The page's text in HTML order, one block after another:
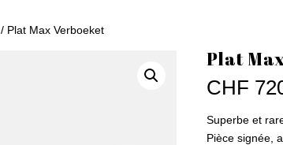
/ Plat Max Verboeket
Plat
CHF
Superbe et
Pièce signée,